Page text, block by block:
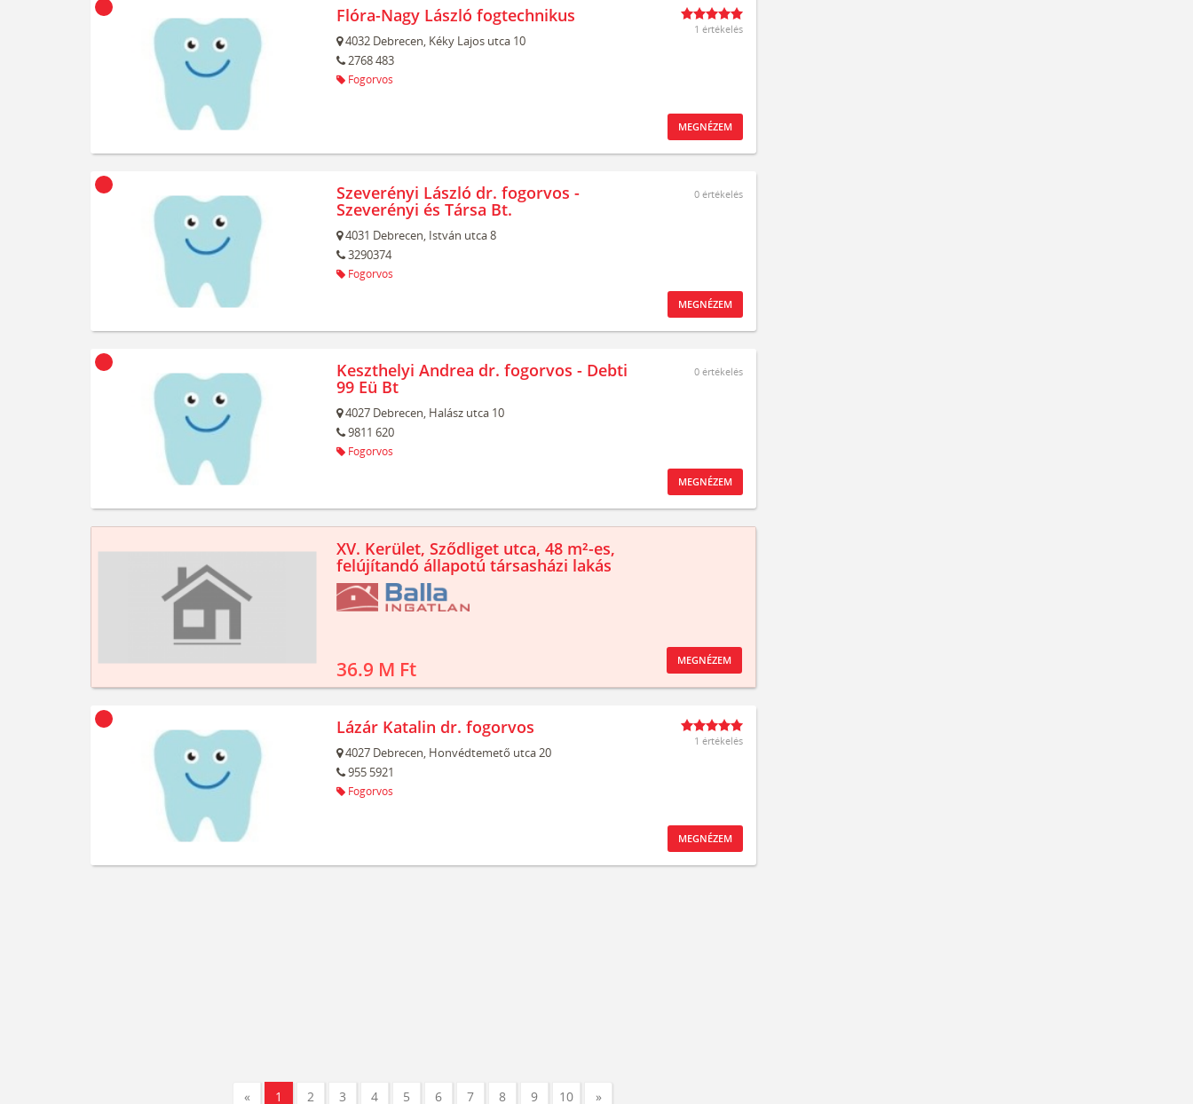
Flóra-Nagy László fogtechnikus
4032 Debrecen, Kéky Lajos utca 10
2768 483
Fogorvos
1 értékelés
MEGNÉZEM
Szeverényi László dr. fogorvos -
Szeverényi és Társa Bt.
4031 Debrecen, István utca 8
3290374
Fogorvos
0 értékelés
MEGNÉZEM
Keszthelyi Andrea dr. fogorvos - Debti
99 Eü Bt
4027 Debrecen, Halász utca 10
9811 620
Fogorvos
0 értékelés
MEGNÉZEM
XV. Kerület, Sződliget utca, 48 m²-es,
felújítandó állapotú társasházi lakás
36.9 M Ft MEGNÉZEM
Lázár Katalin dr. fogorvos
4027 Debrecen, Honvédtemető utca 20
955 5921
Fogorvos
1 értékelés
MEGNÉZEM
« 1 2 3 4 5 6 7 8 9 10 »